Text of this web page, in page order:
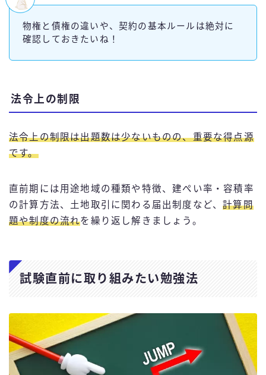
物権と債権の違いや、契約の基本ルールは絶対に
確認しておきたいね！
法令上の制限
法令上の制限は出題数は少ないものの、重要な得点源
です。
直前期には用途地域の種類や特徴、建ぺい率・容積率
の計算方法、土地取引に関わる届出制度など、計算問
題や制度の流れを繰り返し解きましょう。
試験直前に取り組みたい勉強法